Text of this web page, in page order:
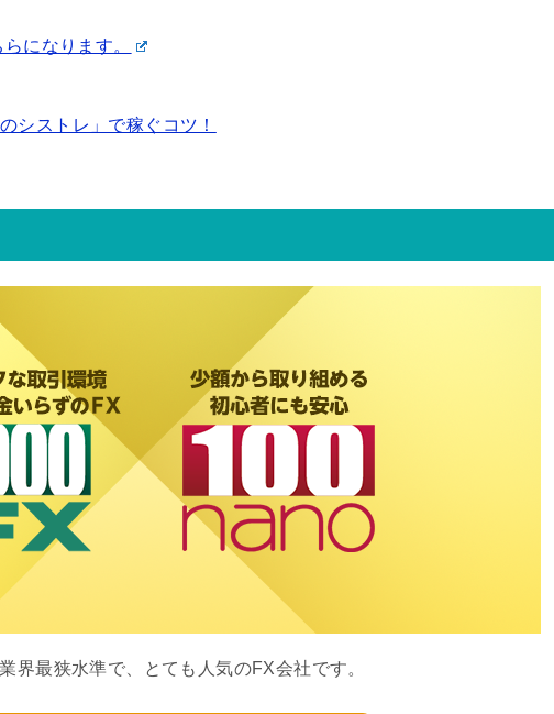
になります。
シストレ」で稼ぐコツ！
界最狭水準で、とても人気のFX会社です。